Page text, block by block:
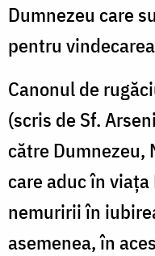
Dumnezeu care
pentru
Canonul de
(scris de Sf.
către Dumnezeu,
care aduc în
nemuririi în
asemenea, în